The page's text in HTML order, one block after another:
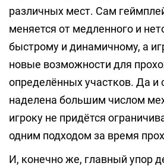
различных мест. Сам
меняется от медленного и
быстрому и динамичному, а
новые возможности для
определённых участков. Да и
наделена большим числом
игроку не придётся
одним подходом за время
И, конечно же, главный упор